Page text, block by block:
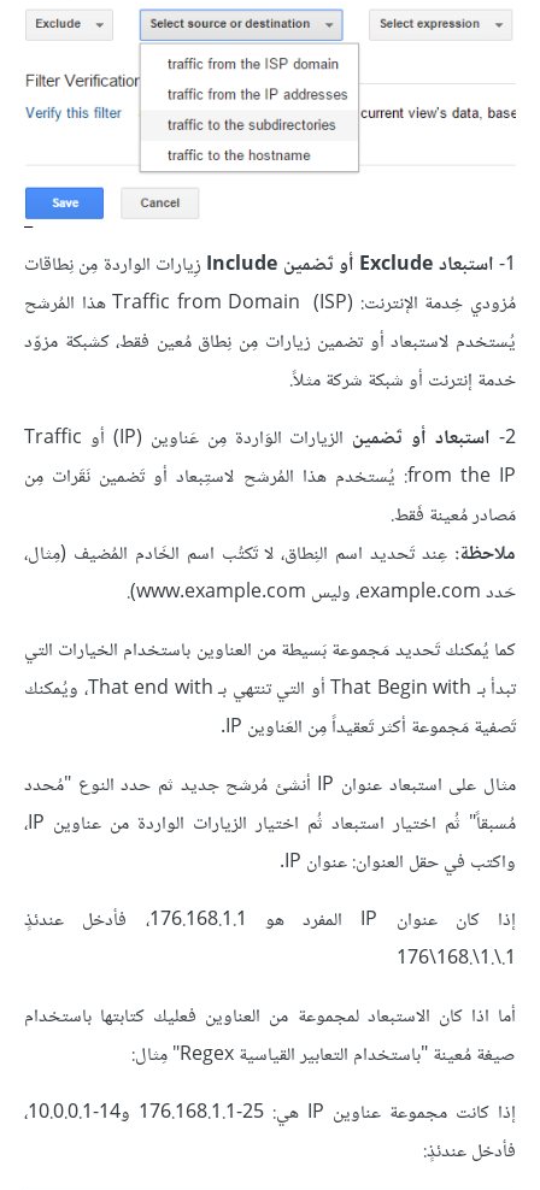
1- استبعاد Exclude أو تَضمين Include
زِيارات الواردة مِن نِطاقات
مُزودي خِدمة الإنترنت: (Traffic from Domain (
ISP هذا المُرشح
يُستخدم لاستبعاد أو تضمين زيارات مِن نِطاق مُعين فقط، كشبكة مزوّد
خدمة إنترنت أو شبكة شركة مثلاً.
2-استبعاد أو تَضمين الزيارات الوَاردة مِن عَناوين (IP) أو
Traffic
from the IP: يُستخدم هذا المُرشح لاستِبعاد أو تَضمين نَقَرات مِن
مَصادر مُعينة فَقط.
ملاحظة: عِند تَحديد اسم النِطاق، لا تَكتُب اسم الخَادم المُضيف (مِثال،
حَدد example.com، وليس www.example.com).
كما يُمكنك تَحديد مَجموعة بَسيطة من العناوين باستخدام الخيارات التي
تبدأ بـ That Begin with أو التي تنتهي بـ That end with، ويُمكنك
تَصفية مَجموعة أكثر تَعقيداً مِن العَناوين IP.
مثال على استبعاد عنوان IP أنشئ مُرشح جديد ثم حدد النوع "مُحدد
مُسبقاً" ثُم اختيار استبعاد ثُم اختيار الزيارات الواردة من عناوين IP،
واكتب في حقل العنوان: عنوان IP.
إذا كان عنوان IP المفرد هو 176.168.1.1، فأدخل عندئذٍ
1.\.1\.168\176
أما اذا كان الاستبعاد لمجموعة من العناوين فعليك كتابتها باستخدام
صيغة مُعينة "باستخدام التعابير القياسية Regex" مِثال:
إذا كانت مجموعة عناوين IP هي: 25-176.168.1.1 و14-10.0.0.1،
فأدخل عندئذٍ: